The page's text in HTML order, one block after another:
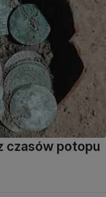
czasów potopu